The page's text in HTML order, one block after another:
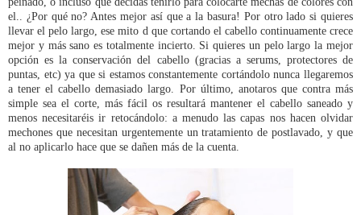
el.. ¿Por qué no? Antes mejor así que a la basura! Por otro lado si quieres
llevar el pelo largo, ese mito d que cortando el cabello continuamente crece
mejor y más sano es totalmente incierto. Si quieres un pelo largo la mejor
opción es la conservación del cabello (gracias a serums, protectores de
puntas, etc) ya que si estamos constantemente cortándolo nunca llegaremos
a tener el cabello demasiado largo. Por último, anotaros que contra más
simple sea el corte, más fácil os resultará mantener el cabello saneado y
menos necesitaréis ir retocándolo: a menudo las capas nos hacen olvidar
mechones que necesitan urgentemente un tratamiento de postlavado, y que
al no aplicarlo hace que se dañen más de la cuenta.